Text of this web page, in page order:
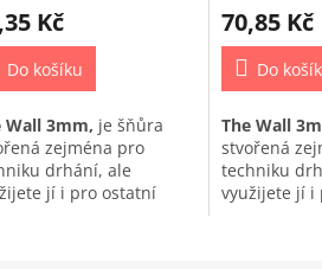
Kč
Do košíku
Wall 3mm, je šňůra
zejména pro
drhání, ale
jí i pro ostatní
70,85 Kč
Do
The Wall
stvořená
techniku
využijete jí i